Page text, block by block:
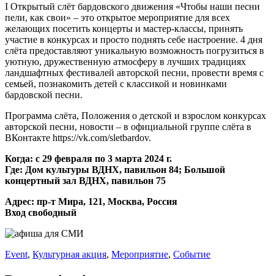
I Открытый слёт бардовского движения «Чтобы наши песни
пели, как свои» – это открытое мероприятие для всех
желающих посетить концерты и мастер-классы, принять
участие в конкурсах и просто поднять себе настроение. 4 дня
слёта предоставляют уникальную возможность погрузиться в
уютную, дружественную атмосферу в лучших традициях
ландшафтных фестивалей авторской песни, провести время с
семьей, познакомить детей с классикой и новинками
бардовской песни.
Программа слёта, Положения о детской и взрослом конкурсах
авторской песни, новости – в официальной группе слёта в
ВКонтакте https://vk.com/sletbardov.
Когда: с 29 февраля по 3 марта 2024 г.
Где: Дом культуры ВДНХ, павильон 84; Большой
концертный зал ВДНХ, павильон 75
Адрес: пр-т Мира, 121, Москва, Россия
Вход свободный
Event, Культурная акция, Мероприятие, Событие